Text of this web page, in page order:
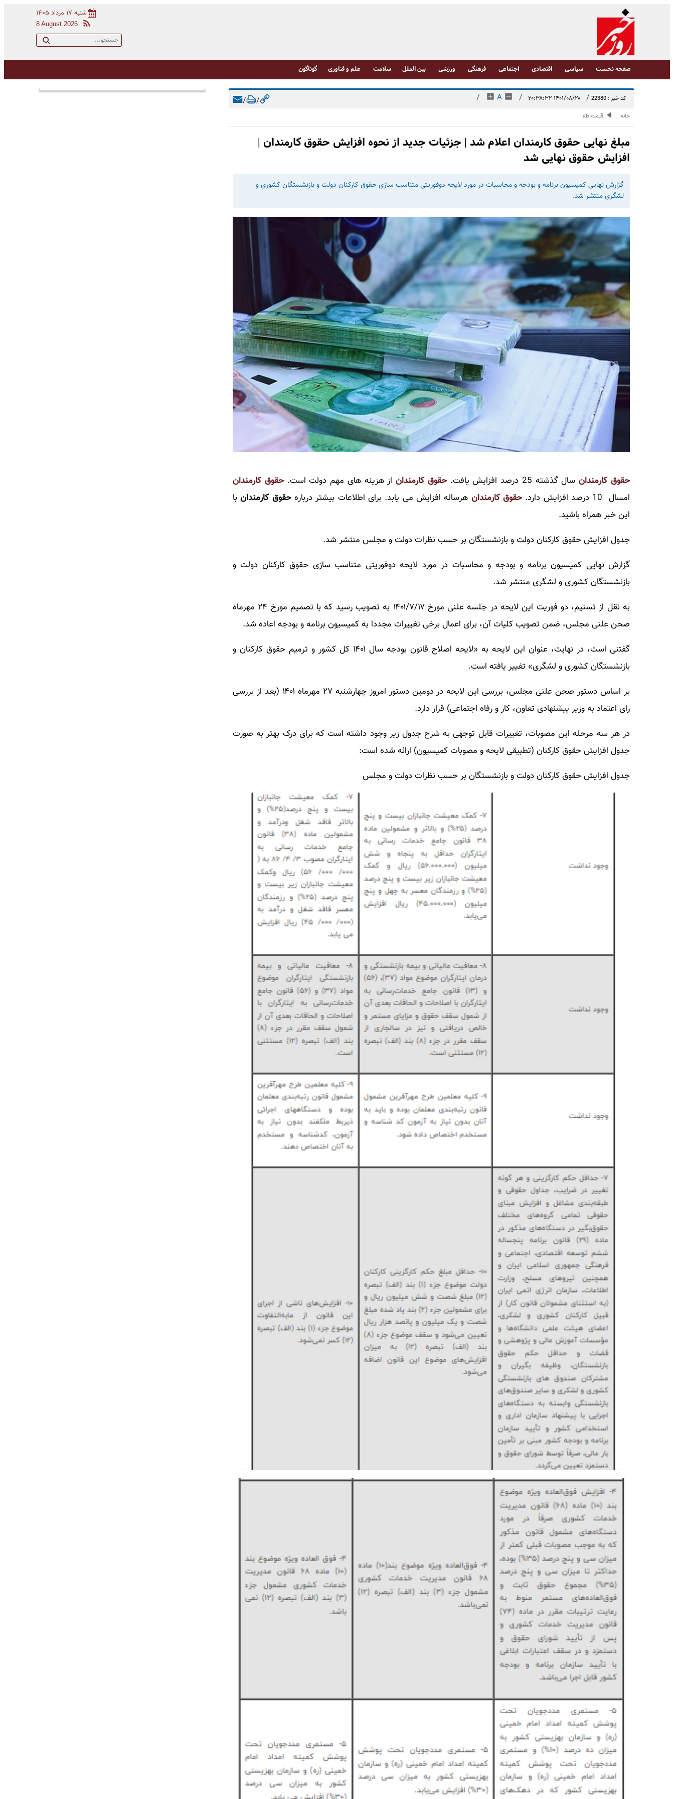
شنبه ۱۷ مرداد ۱۴۰۵
8 August 2026
صفحه نخست سیاسی اقتصادی اجتماعی فرهنگی ورزشی بین الملل سلامت علم و فناوری گوناگون
کد خبر : 22380 / ۱۴۰۱/۰۸/۲۰ ۲۰:۳۸:۳۲ /
A
/
/
/
خانه قیمت طلا
مبلغ نهایی حقوق کارمندان اعلام شد | جزئیات جدید از نحوه افزایش حقوق کارمندان |
افزایش حقوق نهایی شد
گزارش نهایی کمیسیون برنامه و بودجه و محاسبات در مورد لایحه دوفوریتی متناسب سازی حقوق کارکنان دولت و بازنشستگان کشوری و
لشگری منتشر شد.
حقوق کارمندان سال گذشته 25 درصد افزایش یافت. حقوق کارمندان از هزینه های مهم دولت است.حقوق کارمندان
امسال 10 درصد افزایش دارد.
حقوق کارمندان هرساله افزایش می یابد. برای اطلاعات بیشتر دربارهحقوق کارمندانبا
این خبر همراه باشید.
جدول افزایش حقوق کارکنان دولت و بازنشستگان بر حسب نظرات دولت و مجلس منتشر شد.
گزارش نهایی کمیسیون برنامه و بودجه و محاسبات در مورد لایحه دوفوریتی متناسب سازی حقوق کارکنان دولت و
بازنشستگان کشوری و لشگری منتشر شد.
به نقل از تسنیم، دو فوریت این لایحه در جلسه علنی مورخ ۱۴۰۱/۷/۱۷ به تصویب رسید که با تصمیم مورخ ۲۴ مهرماه
صحن علنی مجلس، ضمن تصویب کلیات آن، برای اعمال برخی تغییرات مجددا به کمیسیون برنامه و بودجه اعاده شد.
گفتنی است، در نهایت، عنوان این لایحه به «لایحه اصلاح قانون بودجه سال ۱۴۰۱ کل کشور و ترمیم حقوق کارکنان و
بازنشستگان کشوری و لشگری» تغییر یافته است.
بر اساس دستور صحن علنی مجلس، بررسی این لایحه در دومین دستور امروز چهارشنبه ۲۷ مهرماه ۱۴۰۱ (بعد از بررسی
رای اعتماد به وزیر پیشنهادی تعاون، کار و رفاه اجتماعی) قرار دارد.
در هر سه مرحله این مصوبات، تغییرات قابل توجهی به شرح جدول زیر وجود داشته است که برای درک بهتر به صورت
جدول افزایش حقوق کارکنان (تطبیقی لایحه و مصوبات کمیسیون) ارائه شده است:
جدول افزایش حقوق کارکنان دولت و بازنشستگان بر حسب نظرات دولت و مجلس